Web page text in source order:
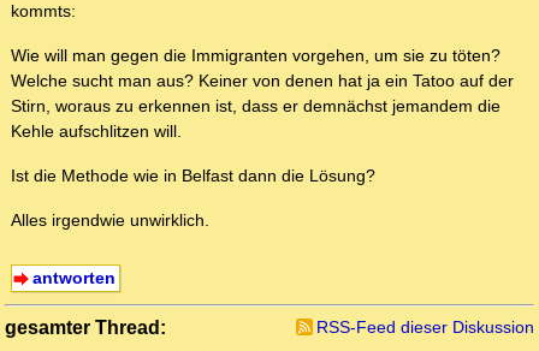
kommts:
Wie will man gegen die Immigranten vorgehen, um sie zu töten?
Welche sucht man aus? Keiner von denen hat ja ein Tatoo auf der
Stirn, woraus zu erkennen ist, dass er demnächst jemandem die
Kehle aufschlitzen will.
Ist die Methode wie in Belfast dann die Lösung?
Alles irgendwie unwirklich.
antworten
gesamter Thread:
RSS-Feed dieser Diskussion